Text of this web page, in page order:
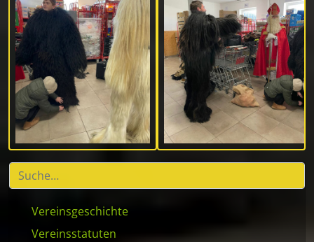
Vereinsgeschichte
Vereinsstatuten